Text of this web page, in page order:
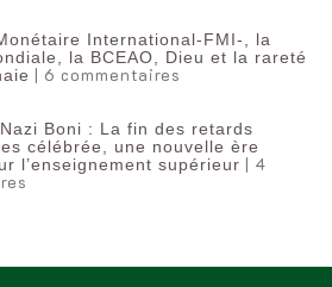
International-FMI-, la
la BCEAO, Dieu et la rareté
| 6 commentaires
Boni : La fin des retards
célébrée, une nouvelle ère
l’enseignement supérieur | 4